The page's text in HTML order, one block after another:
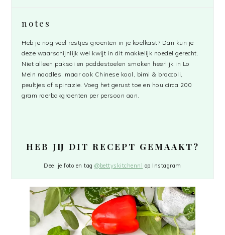
notes
Heb je nog veel restjes groenten in je koelkast? Dan kun je
deze waarschijnlijk wel kwijt in dit makkelijk noedel gerecht.
Niet alleen paksoi en paddestoelen smaken heerlijk in Lo
Mein noodles, maar ook Chinese kool, bimi & broccoli,
peultjes of spinazie. Voeg het gerust toe en hou circa 200
gram roerbakgroenten per persoon aan.
HEB JIJ DIT RECEPT GEMAAKT?
Deel je foto en tag@bettyskitchennl op Instagram